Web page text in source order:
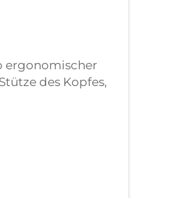
ergonomischer
des Kopfes,
– nämlich
einzunehmen.